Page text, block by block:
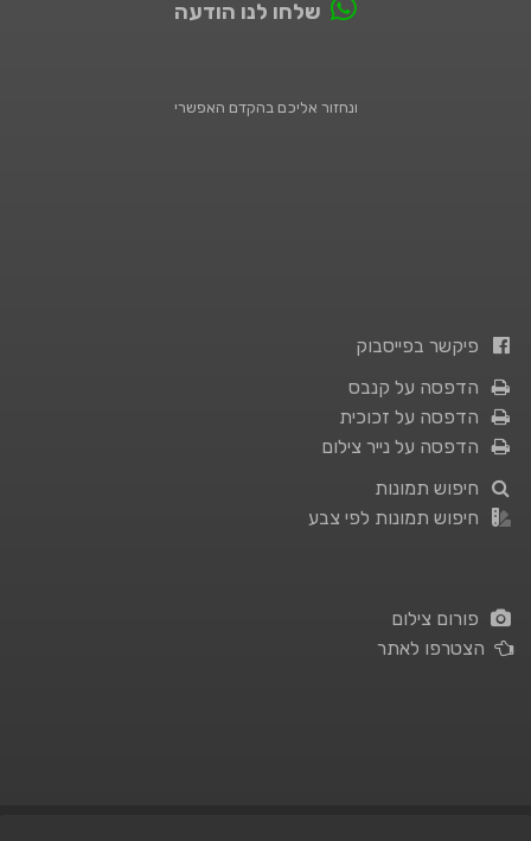
שלחו לנו הודעה
ונחזור אליכם בהקדם האפשרי
פיקשר בפייסבוק
הדפסה על קנבס
הדפסה על זכוכית
הדפסה על נייר צילום
חיפוש תמונות
חיפוש תמונות לפי צבע
פורום צילום
הצטרפו לאתר